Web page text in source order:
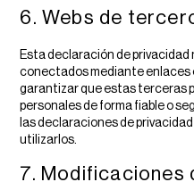
6. Webs de
Esta declaración de privacidad
conectados mediante enlaces
garantizar que estas terceras
personales de forma fiable o
las declaraciones de
utilizarlos.
7. Modificaciones